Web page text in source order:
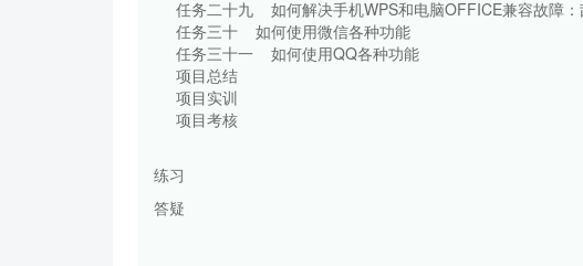
任务二十九 如何解决手机WPS和电脑OFFICE
任务三十 如何使用微信各种功能
任务三十一 如何使用QQ各种功能
项目总结
项目实训
项目考核
练习
答疑